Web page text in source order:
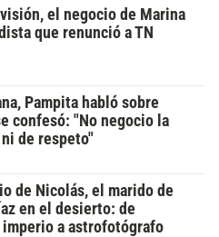
el negocio de Marina
que renunció a TN
Pampita habló sobre
confesó: "No negocio la
de respeto"
de Nicolás, el marido de
en el desierto: de
imperio a astrofotógrafo